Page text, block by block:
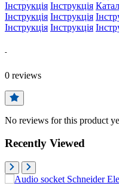
Інструкція Інструкція
Інструкція Інструкція
Інструкція Інструкція
-
0 reviews
No reviews for this product
Recently Viewed